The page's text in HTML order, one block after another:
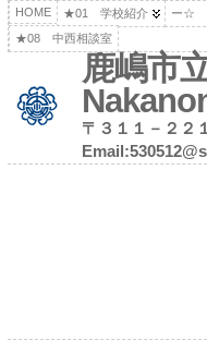
HOME ★01 学校紹介 ー☆
★08 中西相談室
鹿嶋市
〒３１１－２２